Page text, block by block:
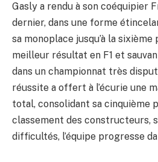
Gasly a rendu à son coéquipier
dernier, dans une forme
sa monoplace jusqu’à la
meilleur résultat en F1 et
dans un championnat très
réussite a offert à l’écurie une
total, consolidant sa cinquième
classement des constructeurs,
difficultés, l’équipe progresse